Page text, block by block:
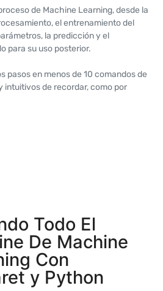
de Machine Learning, desde la
el entrenamiento del
la predicción y el
para su uso posterior.
pasos en menos de 10 comandos de
de recordar, como por